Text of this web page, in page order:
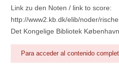
Link zu den Noten / link to score:
http://www2.kb.dk/elib/noder/
Det Kongelige Bibliotek København
Para acceder al contenido